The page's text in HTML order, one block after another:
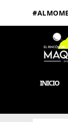
INICIO